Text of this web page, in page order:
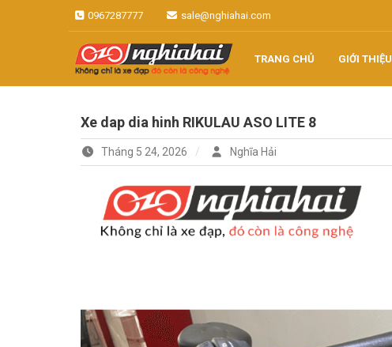
0967287777 sale@nghiahai.com
Nghĩa Hải
Không chỉ là xe đạp, đó còn là
TRANG CHỦ GIỚI THIỆU
Xe dap dia hinh RIKULAU ASO LITE 8
Tháng 5 24, 2026 Nghĩa Hải